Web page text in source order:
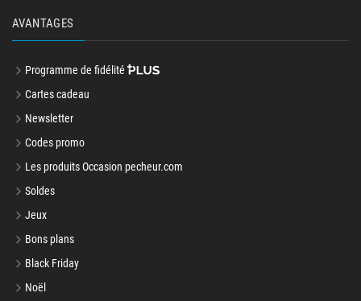
AVANTAGES
Programme de fidélité
Cartes cadeau
Newsletter
Codes promo
Les produits Occasion pecheur.com
Soldes
Jeux
Bons plans
Black Friday
Noël